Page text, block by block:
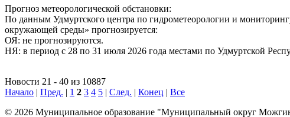
Прогноз метеорологической обстановки:
По данным Удмуртского центра по гидрометеорологии и
окружающей среды» прогнозируется:
ОЯ: не прогнозируются.
НЯ: в период с 28 по 31 июля 2026 года местами по Удмуртской
Новости 21 - 40 из 10887
Начало | Пред. | 1 2 3 4 5 | След. | Конец | Все
© 2026 Муниципальное образование "Муниципальный округ